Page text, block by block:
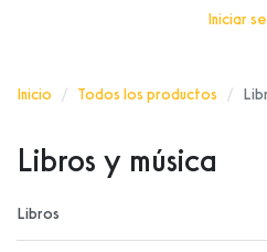
Iniciar
Inicio Todos los productos
Libros y música
Libros